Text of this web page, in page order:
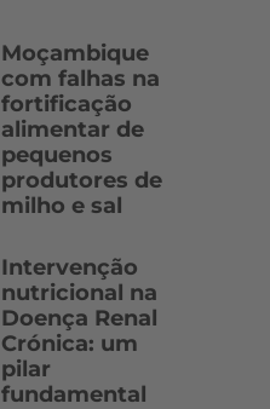
Moçambique
com falhas na
fortificação
alimentar de
pequenos
produtores de
milho e sal
Intervenção
nutricional na
Doença Renal
Crónica: um
pilar
fundamental